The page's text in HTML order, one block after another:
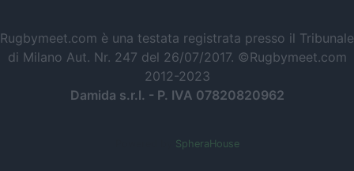
Rugbymeet.com è una testata registrata presso il Tribunale
di Milano Aut. Nr. 247 del 26/07/2017. ©Rugbymeet.com
2012-2023
Damida s.r.l. - P. IVA 07820820962
SpheraHouse